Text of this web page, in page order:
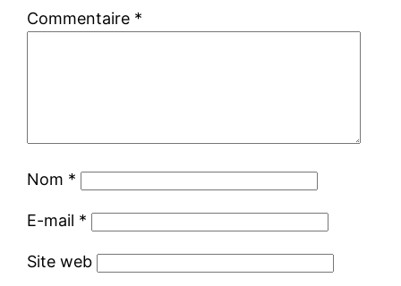
Commentaire *
Nom *
E-mail *
Site web